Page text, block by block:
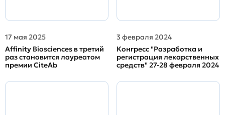
17 мая 2025
Affinity Biosciences в третий
раз становится лауреатом
премии CiteAb
3 февраля 2024
Конгресс "Разработка и
регистрация лекарственных
средств" 27-28 февраля 2024